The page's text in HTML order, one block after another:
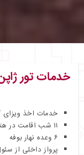
خدمات تور ژاپن
خدمات اخذ ویزای
۱۱ شب اقامت در هتل ۴ ستاره همراه با صبحانه
۶ وعده نهار بوفه
پرواز داخلی از